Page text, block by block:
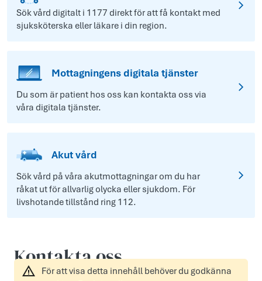
Sök vård digitalt i 1177 direkt för att få kontakt med
sjuksköterska eller läkare i din region.
Mottagningens digitala tjänster
Du som är patient hos oss kan kontakta oss via
våra digitala tjänster.
Akut vård
Sök vård på våra akutmottagningar om du har
råkat ut för allvarlig olycka eller sjukdom. För
livshotande tillstånd ring 112.
Kontakta oss
För att visa detta innehåll behöver du godkänna